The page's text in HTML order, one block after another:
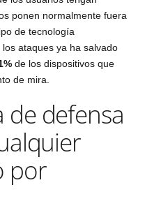
ponen normalmente fuera
de tecnología
ataques ya ha salvado
de los dispositivos que
de mira.
de defensa
por